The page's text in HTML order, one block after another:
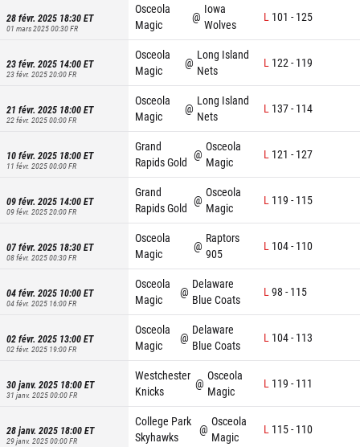
28 févr. 2025 18:30ET
01 mars 2025 00:30FR
Osceola
Magic
@
Iowa
Wolves
L 101 - 125
23 févr. 2025 14:00ET
23 févr. 2025 20:00FR
Osceola
Magic
@
Long Island
Nets
L 122- 119
21 févr. 2025 18:00ET
22 févr. 2025 00:00FR
Osceola
Magic
@
Long Island
Nets
L 137- 114
10 févr. 2025 18:00ET
11 févr. 2025 00:00FR
Grand
Rapids Gold
@
Osceola
Magic
L 121 - 127
09 févr. 2025 14:00ET
09 févr. 2025 20:00FR
Grand
Rapids Gold
@
Osceola
Magic
L 119 - 115
07 févr. 2025 18:30ET
08 févr. 2025 00:30FR
Osceola
Magic
@
Raptors
905
L 104- 110
04 févr. 2025 10:00ET
04 févr. 2025 16:00FR
Osceola
Magic
@
Delaware
Blue Coats
L98 - 115
02 févr. 2025 13:00ET
02 févr. 2025 19:00FR
Osceola
Magic
@
Delaware
Blue Coats
L 104- 113
30 janv. 2025 18:00ET
31 janv. 2025 00:00FR
Westchester
Knicks
@
Osceola
Magic
L 119 - 111
28 janv. 2025 18:00ET
29 janv. 2025 00:00FR
College Park
Skyhawks
@
Osceola
Magic
L 115- 110